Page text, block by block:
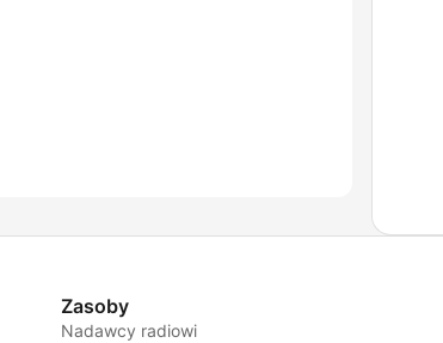
Zasoby
Nadawcy radiowi